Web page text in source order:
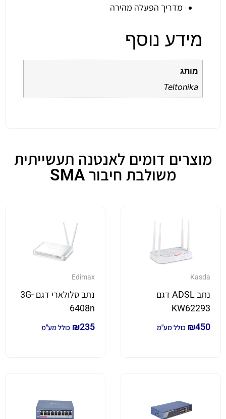
מדריך הפעלה מהירה
מידע נוסף
מותג
Teltonika
מוצרים דומים לאנטנה תעשייתית
משולבת חיבור SMA
Kasda
נתב ADSL דגם
KW62293
₪450 כולל מע"מ
Edimax
נתב סלולארי דגם 3G-
6408n
₪235 כולל מע"מ